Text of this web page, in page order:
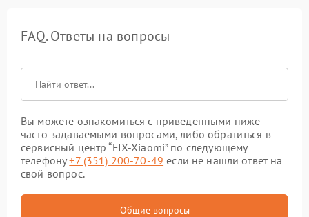
FAQ. Ответы на вопросы
Вы можете ознакомиться с приведенными ниже
часто задаваемыми вопросами, либо обратиться в
сервисный центр “FIX-Xiaomi” по следующему
телефону+7 (351) 200-70-49 если не нашли ответ на
свой вопрос.
Общие вопросы